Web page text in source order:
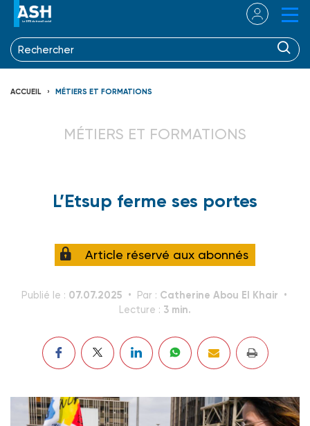
ACCUEIL MÉTIERS ET FORMATIONS
MÉTIERS ET FORMATIONS
L’Etsup ferme ses portes
Article réservé aux abonnés
Publié le : 07.07.2025 Par : Catherine Abou El Khair
Lecture : 3 min.